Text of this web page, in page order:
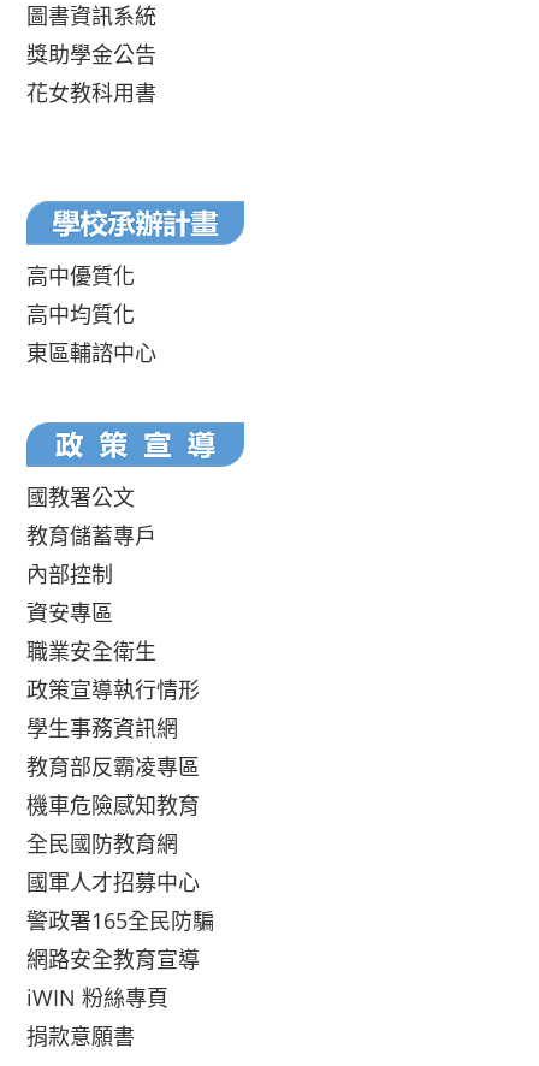
圖書資訊系統
獎助學金公告
花女教科用書
高中優質化
高中均質化
東區輔諮中心
國教署公文
教育儲蓄專戶
內部控制
資安專區
職業安全衛生
政策宣導執行情形
學生事務資訊網
教育部反霸凌專區
機車危險感知教育
全民國防教育網
國軍人才招募中心
警政署165全民防騙
網路安全教育宣導
iWIN 粉絲專頁
捐款意願書